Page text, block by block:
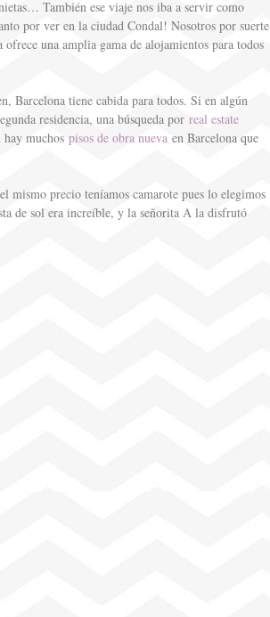
También ese viaje nos iba a servir como
por ver en la ciudad Condal! Nosotros por suerte
una amplia gama de alojamientos para todos
Barcelona tiene cabida para todos. Si en algún
residencia, una búsqueda por real estate
hay muchos pisos de obra nueva en Barcelona que
mismo precio teníamos camarote pues lo elegimos
de sol era increíble, y la señorita A la disfrutó